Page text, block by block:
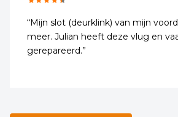
“Mijn slot (deurklink) van mijn
meer. Julian heeft deze vlug en
gerepareerd.”